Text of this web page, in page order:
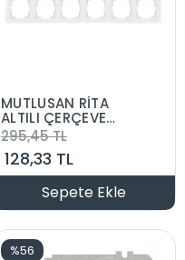
MUTLUSAN RİTA
ALTILI ÇERÇEVE
YATAY
295,45 TL
128,33 TL
Sepete Ekle
%56